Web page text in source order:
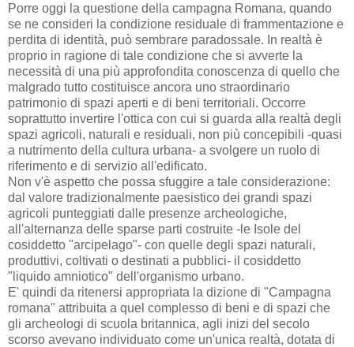
Porre oggi la questione della campagna Romana, quando
se ne consideri la condizione residuale di frammentazione e
perdita di identità, può sembrare paradossale. In realtà è
proprio in ragione di tale condizione che si avverte la
necessità di una più approfondita conoscenza di quello che
malgrado tutto costituisce ancora uno straordinario
patrimonio di spazi aperti e di beni territoriali. Occorre
soprattutto invertire l'ottica con cui si guarda alla realtà degli
spazi agricoli, naturali e residuali, non più concepibili -quasi
a nutrimento della cultura urbana- a svolgere un ruolo di
riferimento e di servizio all'edificato.
Non v'è aspetto che possa sfuggire a tale considerazione:
dal valore tradizionalmente paesistico dei grandi spazi
agricoli punteggiati dalle presenze archeologiche,
all'alternanza delle sparse parti costruite -le Isole del
cosiddetto "arcipelago"- con quelle degli spazi naturali,
produttivi, coltivati o destinati a pubblici- il cosiddetto
"liquido amniotico" dell'organismo urbano.
E' quindi da ritenersi appropriata la dizione di "Campagna
romana" attribuita a quel complesso di beni e di spazi che
gli archeologi di scuola britannica, agli inizi del secolo
scorso avevano individuato come un'unica realtà, dotata di